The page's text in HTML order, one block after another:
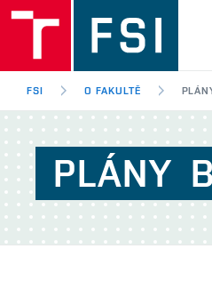
FSI O FAKULTĚ
PLÁNY